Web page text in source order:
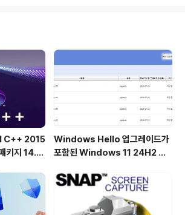
다. Windows 10은 계속 지원
버전을 실행하려면 macOS
트해야 합니다. Windows 10
외될 예정이지만, Windows 11
린 점을 고려하면 아..
2015
키지 14.5
Windows Hello 업그레이드가
포함된 Windows 11 24H2 및
출시